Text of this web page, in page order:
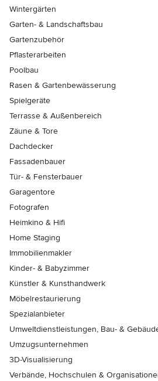
Wintergärten
Garten- & Landschaftsbau
Gartenzubehör
Pflasterarbeiten
Poolbau
Rasen & Gartenbewässerung
Spielgeräte
Terrasse & Außenbereich
Zäune & Tore
Dachdecker
Fassadenbauer
Tür- & Fensterbauer
Garagentore
Fotografen
Heimkino & Hifi
Home Staging
Immobilienmakler
Kinder- & Babyzimmer
Künstler & Kunsthandwerk
Möbelrestaurierung
Spezialanbieter
Umweltdienstleistungen, Bau- &
Umzugsunternehmen
3D-Visualisierung
Verbände, Hochschulen &